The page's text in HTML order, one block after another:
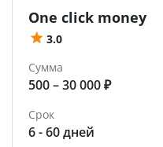
One click money
3.0
Сумма
500 – 30 000 ₽
Срок
6 - 60 дней